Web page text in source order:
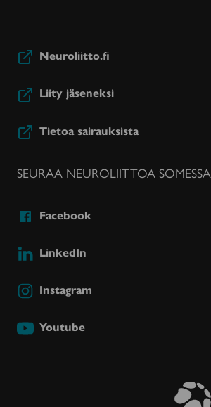
Neuroliitto.fi
Liity jäseneksi
Tietoa sairauksista
SEURAA NEUROLIITTOA SOMESSA
Facebook
LinkedIn
Instagram
Youtube